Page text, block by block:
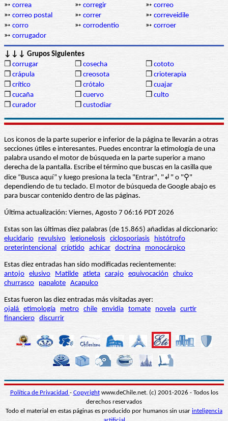
➳ correa ➳ corregir ➳ correo
➳ correo postal ➳ correr ➳ correveidile
➳ corro ➳ corrodentio ➳ corroer
➳ corrugador
↓↓↓ Grupos Siguientes
❒ corrugar ❒ cosecha ❒ cototo
❒ crápula ❒ creosota ❒ crioterapia
❒ crítico ❒ crótalo ❒ cuajar
❒ cucaña ❒ cuervo ❒ culto
❒ curador ❒ custodiar
Los iconos de la parte superior e inferior de la página te llevarán a otras
secciones útiles e interesantes. Puedes encontrar la etimología de una
palabra usando el motor de búsqueda en la parte superior a mano
derecha de la pantalla. Escribe el término que buscas en la casilla que
dice “Busca aquí” y luego presiona la tecla "Entrar", "↲" o "⚲"
dependiendo de tu teclado. El motor de búsqueda de Google abajo es
para buscar contenido dentro de las páginas.
Última actualización: Viernes, Agosto 7 06:16 PDT 2026
Estas son las últimas diez palabras (de 15.865) añadidas al diccionario:
elucidario
revulsivo legionelosis ciclosporiasis
histótrofo
preterintencional críptido achicar doctrina monocárpico
Estas diez entradas han sido modificadas recientemente:
antojo elusivo Matilde atleta carajo equivocación
chuico
churrasco
papalote Acapulco
Estas fueron las diez entradas más visitadas ayer:
ojalá etimología metro chile envidia tomate novela curtir
financiero discurrir
Política de Privacidad - Copyrightwww.deChile.net. (c) 2001-2026 - Todos los
derechos reservados
Todo el material en estas páginas es producido por humanos sin usar inteligencia